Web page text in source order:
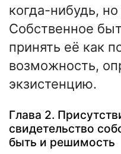
когда-нибудь,
Собственное
принять её как
возможность,
экзистенцию.
Глава 2.
свидетельство
быть и решимость